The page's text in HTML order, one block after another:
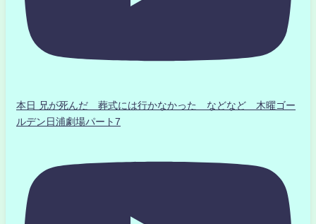
本日 兄が死んだ 葬式には行かなかった などなど 木曜ゴー
ルデン日浦劇場パート7